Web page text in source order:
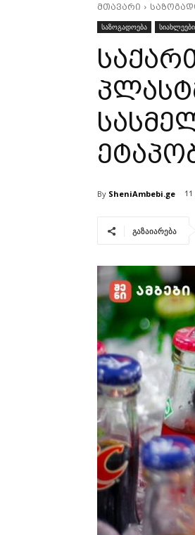
მთავარი
საზოგადოება
სიახლეები
By SheniAmbebi.ge
გაზაიარება